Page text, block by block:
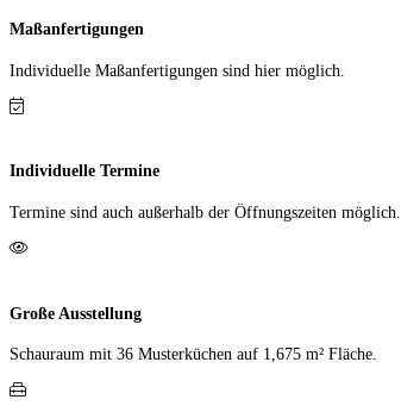
Maßanfertigungen
Individuelle Maß­anfer­tigungen sind hier möglich.
Individuelle Termine
Termine sind auch außerhalb der Öffnungs­zeiten möglich.
Große Ausstellung
Schauraum mit 36 Muster­küchen auf 1,675 m² Fläche.